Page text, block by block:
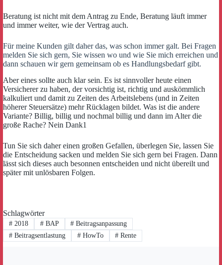
Beratung ist nicht mit dem Antrag zu Ende, Beratung läuft immer
und immer weiter, wie der Vertrag auch.
Für meine Kunden gilt daher das, was schon immer galt. Bei Fragen
melden Sie sich gern, Sie wissen wo und wie Sie mich erreichen und
dann schauen wir gern gemeinsam ob es Handlungsbedarf gibt.
Aber eines sollte auch klar sein. Es ist sinnvoller heute einen
Versicherer zu haben, der vorsichtig ist, richtig und auskömmlich
kalkuliert und damit zu Zeiten des Arbeitslebens (und in Zeiten
höherer Steuersätze) mehr Rücklagen bildet. Was ist die andere
Variante? Billig, billig und nochmal billig und dann im Alter die
große Rache? Nein Dank1
Tun Sie sich daher einen großen Gefallen, überlegen Sie, lassen Sie
die Entscheidung sacken und melden Sie sich gern bei Fragen. Dann
lässt sich dieses auch besonnen entscheiden und nicht übereilt und
später mit unlösbaren Folgen.
Schlagwörter
#2018 #BAP # Beitragsanpassung
#Beitragsentlastung #HowTo # Rente